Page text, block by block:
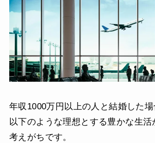
年収1000万円以上の人と結婚した
以下のような理想とする豊かな生活
考えがちです。